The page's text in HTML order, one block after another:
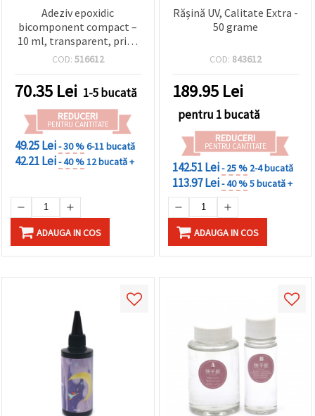
Adeziv epoxidic
bicomponent compact –
10 ml, transparent, priză
rapidă, ultra-rezistent,
handmade, lemn, metal și
reparații precise
COD: 516612
70.35 Lei 1-5 bucată
REDUCERI
PENTRU CANTITATE
49.25 Lei- 30 %6-11 bucată
42.21 Lei- 40 %12 bucată +
ADAUGA IN COS
Rășină UV, Calitate Extra -
50 grame
COD: 843612
189.95 Lei
pentru 1 bucată
REDUCERI
PENTRU CANTITATE
142.51 Lei- 25 % 2-4 bucată
113.97 Lei- 40 %5 bucată +
ADAUGA IN COS